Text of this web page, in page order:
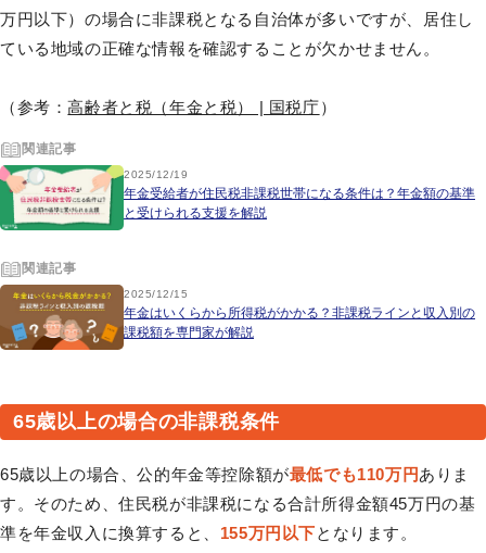
万円以下）の場合に非課税となる自治体が多いですが、居住し
ている地域の正確な情報を確認することが欠かせません。
（参考：高齢者と税（年金と税） | 国税庁）
関連記事
2025/12/19
年金受給者が住民税非課税世帯になる条件は？年金額の基準
と受けられる支援を解説
関連記事
2025/12/15
年金はいくらから所得税がかかる？非課税ラインと収入別の
課税額を専門家が解説
65歳以上の場合の非課税条件
65歳以上の場合、公的年金等控除額が最低でも110万円ありま
す。そのため、住民税が非課税になる合計所得金額45万円の基
準を年金収入に換算すると、 155万円以下となります。